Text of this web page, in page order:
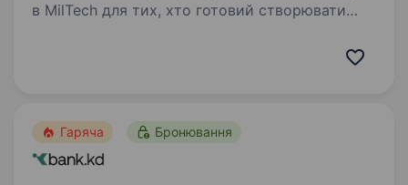
в MilTech для тих, хто готовий створювати
Гаряча Бронювання